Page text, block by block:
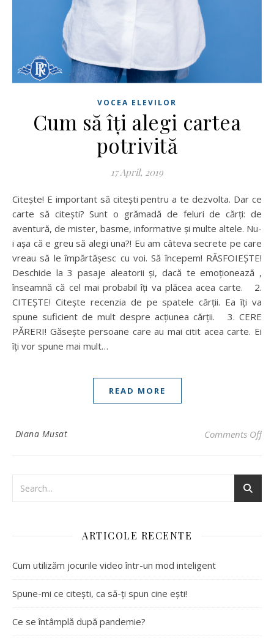
VOCEA ELEVILOR
Cum să îți alegi cartea
potrivită
17 April, 2019
Citește! E important să citești pentru a te dezvolta. Dar ce
carte să citești? Sunt o grămadă de feluri de cărți: de
aventură, de mister, basme, informative și multe altele. Nu-
i așa că e greu să alegi una?! Eu am câteva secrete pe care
vreau să le împărtășesc cu voi. Să începem! RĂSFOIEȘTE!
Deschide la 3 pasaje aleatorii și, dacă te emoționează ,
înseamnă că cel mai probabil îți va plăcea acea carte. 2.
CITEȘTE! Citește recenzia de pe spatele cărții. Ea îți va
spune suficient de mult despre acțiunea cărții. 3. CERE
PĂRERI! Găsește persoane care au mai citit acea carte. Ei
îți vor spune mai mult…
READ MORE
Diana Musat Comments Offon
ARTICOLE RECENTE
Cum utilizăm jocurile video într-un mod inteligent
Spune-mi ce citești, ca să-ți spun cine ești!
Ce se întâmplă după pandemie?